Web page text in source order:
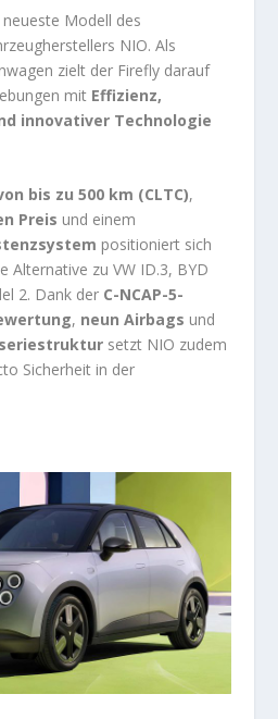
Modell des
NIO. Als
zielt der Firefly darauf
mit Effizienz,
innovativer Technologie
bis zu 500 km (CLTC),
Preis und einem
positioniert sich
Alternative zu VW ID.3, BYD
2. Dank der C-NCAP-5-
, neun Airbags und
setzt NIO zudem
Sicherheit in der